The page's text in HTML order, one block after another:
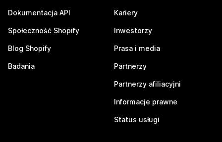
Dokumentacja API
Społeczność Shopify
Blog Shopify
Badania
Kariery
Inwestorzy
Prasa i media
Partnerzy
Partnerzy afiliacyjni
Informacje prawne
Status usługi